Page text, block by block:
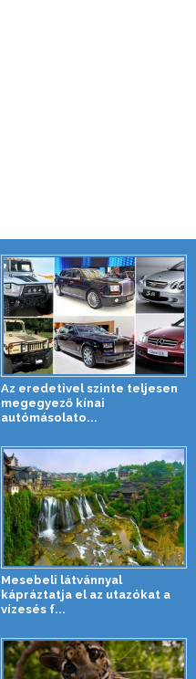
Az eredetivel szinte teljesen
megegyező kínai
autómásolato...
Mesebeli látvánnyal
kápráztatja el az utazókat a
vízesés f...